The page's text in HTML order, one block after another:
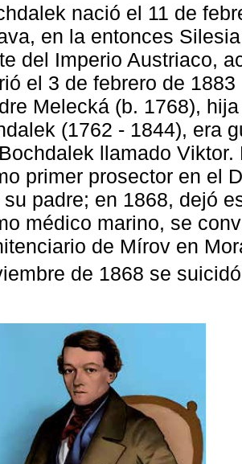
nació el 11 de
en la entonces
del Imperio Austriaco,
el 3 de febrero de
Melecká (b. 1768),
(1762 - 1844), era
llamado
primer prosector en el
su padre; en 1868, dejó
médico marino, se
de Mírov en
de 1868 se